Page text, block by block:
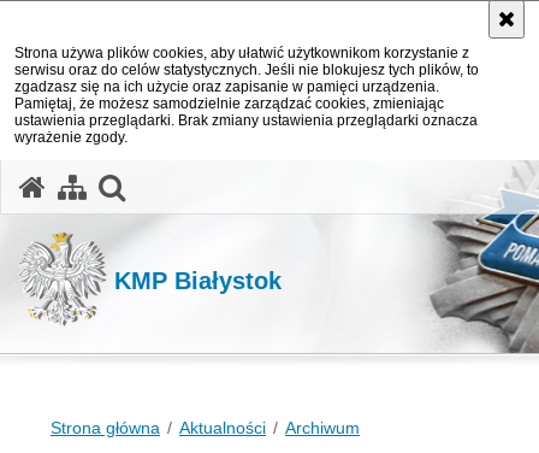
Strona używa plików cookies, aby ułatwić użytkownikom korzystanie z
serwisu oraz do celów statystycznych. Jeśli nie blokujesz tych plików, to
zgadzasz się na ich użycie oraz zapisanie w pamięci urządzenia.
Pamiętaj, że możesz samodzielnie zarządzać cookies, zmieniając
ustawienia przeglądarki. Brak zmiany ustawienia przeglądarki oznacza
wyrażenie zgody.
KMP Białystok
Strona główna Aktualności Archiwum